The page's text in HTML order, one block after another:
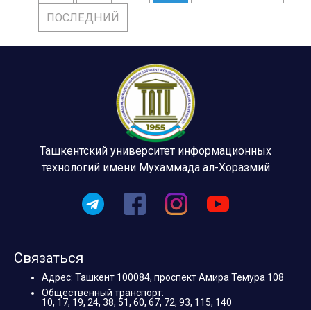
ПОСЛЕДНИЙ
Ташкентский университет информационных
технологий имени Мухаммада ал-Хоразмий
Связаться
Адрес: Ташкент 100084, проспект Амира Темура 108
Общественный транспорт:
10, 17, 19, 24, 38, 51, 60, 67, 72, 93, 115, 140